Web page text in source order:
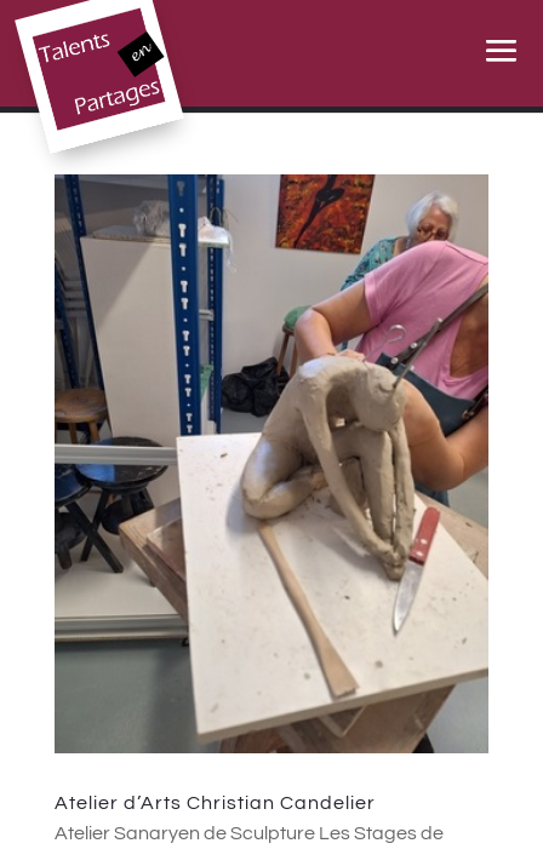
Atelier d’Arts Christian Candelier
Atelier Sanaryen de Sculpture Les Stages de